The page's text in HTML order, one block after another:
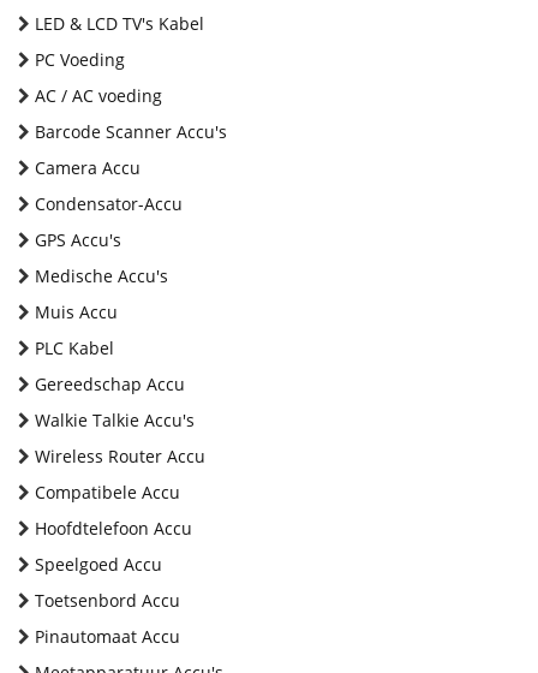
LED & LCD TV's Kabel
PC Voeding
AC / AC voeding
Barcode Scanner Accu's
Camera Accu
Condensator-Accu
GPS Accu's
Medische Accu's
Muis Accu
PLC Kabel
Gereedschap Accu
Walkie Talkie Accu's
Wireless Router Accu
Compatibele Accu
Hoofdtelefoon Accu
Speelgoed Accu
Toetsenbord Accu
Pinautomaat Accu